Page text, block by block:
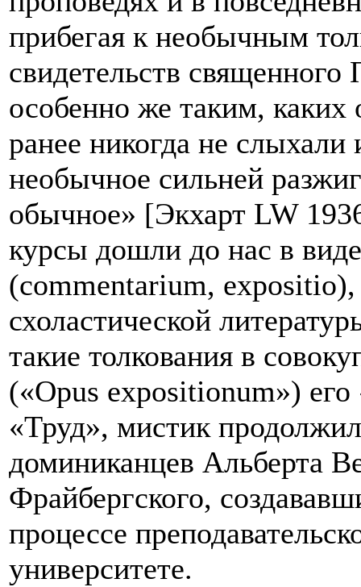
прибегая к необычным
свидетельств священного
особенно же таким, каких
ранее никогда не
необычное сильней
обычное» [Экхарт LW
курсы дошли до нас в
(commentarium,
схоластической
такие толкования в
(«Opus expositionum») его
«Труд», мистик
доминиканцев Альберта
Фрайбергского,
процессе
университете.